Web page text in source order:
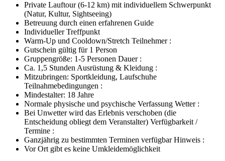
Private Lauftour (6-12 km) mit individuellem Schwerpunkt
(Natur, Kultur, Sightseeing)
Betreuung durch einen erfahrenen Guide
Individueller Treffpunkt
Warm-Up und Cooldown/Stretch Teilnehmer :
Gutschein gültig für 1 Person
Gruppengröße: 1-5 Personen Dauer :
Ca. 1,5 Stunden Ausrüstung & Kleidung :
Mitzubringen: Sportkleidung, Laufschuhe
Teilnahmebedingungen :
Mindestalter: 18 Jahre
Normale physische und psychische Verfassung Wetter :
Bei Unwetter wird das Erlebnis verschoben (die
Entscheidung obliegt dem Veranstalter) Verfügbarkeit /
Termine :
Ganzjährig zu bestimmten Terminen verfügbar Hinweis :
Vor Ort gibt es keine Umkleidemöglichkeit